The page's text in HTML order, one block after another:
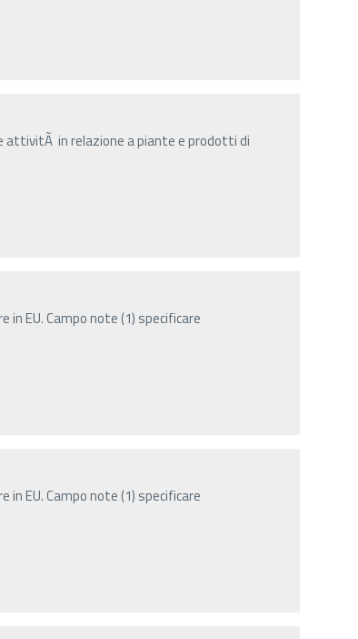
attivitÃ in relazione a piante e prodotti di
EU. Campo note (1) specificare
EU. Campo note (1) specificare